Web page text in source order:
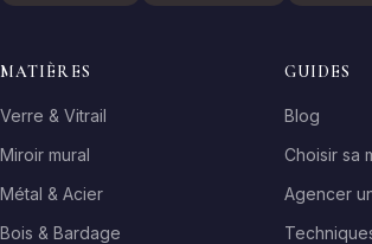
MATIÈRES
Verre & Vitrail
Miroir mural
Métal & Acier
Bois & Bardage
GUIDES
Blog
Choisir sa
Agencer